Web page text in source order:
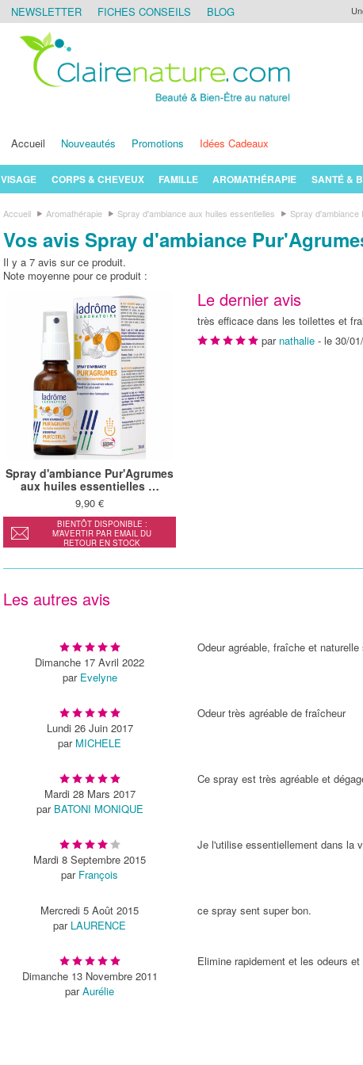
NEWSLETTER FICHES CONSEILS
BLOG
Accueil Nouveautés Promotions Idées Cadeaux
VISAGE CORPS & CHEVEUX FAMILLE AROMATHÉRAPIE SANTÉ &
Accueil Aromathérapie Spray d'ambiance aux huiles essentielles Spray d'ambiance
Vos avis Spray d'ambiance
Il y a 7 avis sur ce produit.
Note moyenne pour ce produit :
Spray d'ambiance Pur'Agrumes
aux huiles essentielles …
9,90 €
BIENTÔT DISPONIBLE :
M’AVERTIR PAR EMAIL DU
RETOUR EN STOCK
Le dernier avis
très efficace dans les toilettes et
par nathalie - le 30/
Les autres avis
Dimanche 17 Avril 2022
par Evelyne
Odeur agréable, fraîche et
Lundi 26 Juin 2017
par MICHELE
Odeur très agréable de fraîcheur
Mardi 28 Mars 2017
par BATONI MONIQUE
Ce spray est très agréable et
Mardi 8 Septembre 2015
par François
Je l'utilise essentiellement dans la
Mercredi 5 Août 2015
par LAURENCE
ce spray sent super bon.
Dimanche 13 Novembre 2011
parAurélie
Elimine rapidement et les odeurs